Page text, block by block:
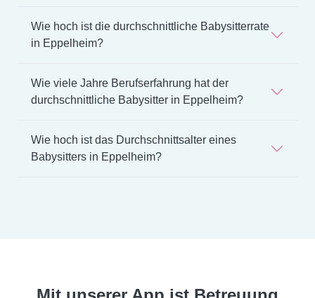
Wie hoch ist die durchschnittliche Babysitterrate
in Eppelheim?
Wie viele Jahre Berufserfahrung hat der
durchschnittliche Babysitter in Eppelheim?
Wie hoch ist das Durchschnittsalter eines
Babysitters in Eppelheim?